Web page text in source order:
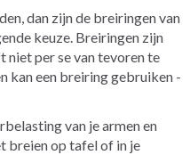
dan zijn de breiringen van
keuze. Breiringen zijn
niet per se van tevoren te
kan een breiring gebruiken -
van je armen en
breien op tafel of in je